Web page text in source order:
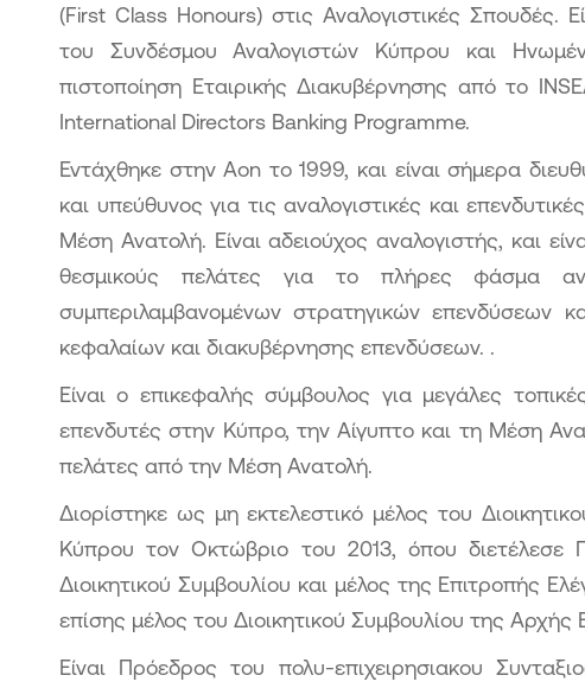
(First Class Honours) στις Αναλογιστικές Σπουδές.
του Συνδέσμου Αναλογιστών Κύπρου και
πιστοποίηση Εταιρικής Διακυβέρνησης από το
International Directors Banking Programme.
Εντάχθηκε στην Aon το 1999, και είναι σήμερα
και υπεύθυνος για τις αναλογιστικές και
Μέση Ανατολή. Είναι αδειούχος αναλογιστής, και
θεσμικούς πελάτες για το πλήρες φάσμα
συμπεριλαμβανομένων στρατηγικών επενδύσεων
κεφαλαίων και διακυβέρνησης επενδύσεων. .
Είναι ο επικεφαλής σύμβουλος για μεγάλες
επενδυτές στην Κύπρο, την Αίγυπτο και τη Μέση
πελάτες από την Μέση Ανατολή.
Διορίστηκε ως μη εκτελεστικό μέλος του
Κύπρου τον Οκτώβριο του 2013, όπου διετέλεσε
Διοικητικού Συμβουλίου και μέλος της Επιτροπής
επίσης μέλος του Διοικητικού Συμβουλίου της Αρχής
Είναι Πρόεδρος του πολυ-επιχειρησιακου